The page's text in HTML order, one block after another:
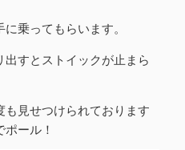
乗ってもらいます。
出すとストイックが止まら
も見せつけられております
ール！